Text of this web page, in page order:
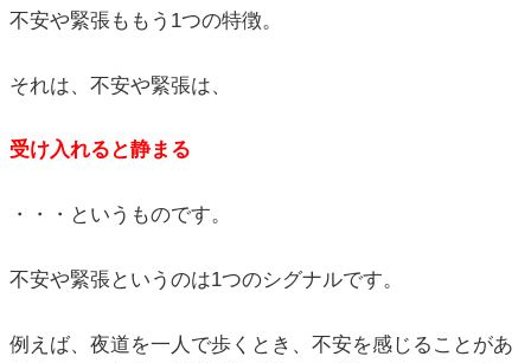
不安や緊張ももう1つの特徴。
それは、不安や緊張は、
受け入れると静まる
・・・というものです。
不安や緊張というのは1つのシグナルです。
例えば、夜道を一人で歩くとき、不安を感じることがあ